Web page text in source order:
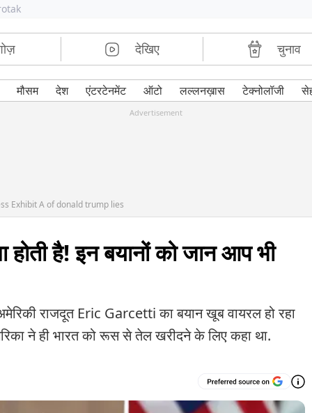
देखिए चुनाव
मौसम देश एंटरटेनमेंट ऑटो लल्लनख़ास टेक्नोलॉजी
Advertisement
Exhibit A of donald trump lies
है! इन बयानों को जान आप भी
राजदूत Eric Garcetti का बयान खूब वायरल हो रहा
ने ही भारत को रूस से तेल खरीदने के लिए कहा था.